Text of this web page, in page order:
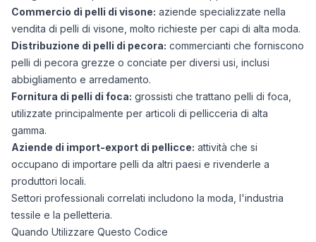
Commercio di pelli di visone: aziende specializzate nella
vendita di pelli di visone, molto richieste per capi di alta moda.
Distribuzione di pelli di pecora: commercianti che forniscono
pelli di pecora grezze o conciate per diversi usi, inclusi
abbigliamento e arredamento.
Fornitura di pelli di foca: grossisti che trattano pelli di foca,
utilizzate principalmente per articoli di pellicceria di alta
gamma.
Aziende di import-export di pellicce: attività che si
occupano di importare pelli da altri paesi e rivenderle a
produttori locali.
Settori professionali correlati includono la moda, l'industria
tessile e la pelletteria.
Quando Utilizzare Questo Codice